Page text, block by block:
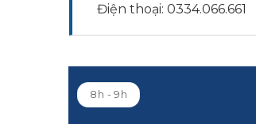
Điện thoại: 0334.066.661
8h - 9h